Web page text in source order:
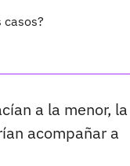
casos?
a la menor, la
acompañar a